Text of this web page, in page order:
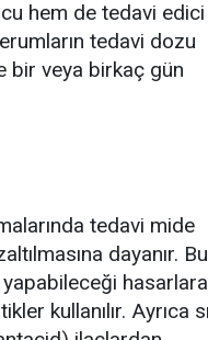
hem de tedavi edici
tedavi dozu
bir veya birkaç gün
tedavi mide
dayanır. Bu
hasarlara
kullanılır. Ayrıca